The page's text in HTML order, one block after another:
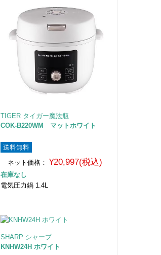
TIGER タイガー魔法瓶
COK-B220WM マットホワイト
送料無料
ネット価格： ¥20,997(税込)
在庫なし
電気圧力鍋 1.4L
SHARP シャープ
KNHW24H ホワイト